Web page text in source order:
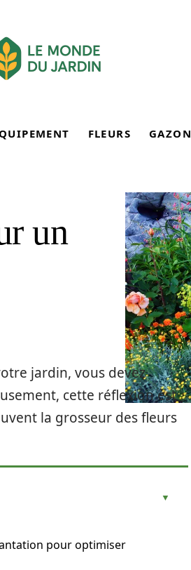
FLEURS GAZON
un
jardin, vous devez
cette réflexion est
la grosseur des fleurs
pour optimiser